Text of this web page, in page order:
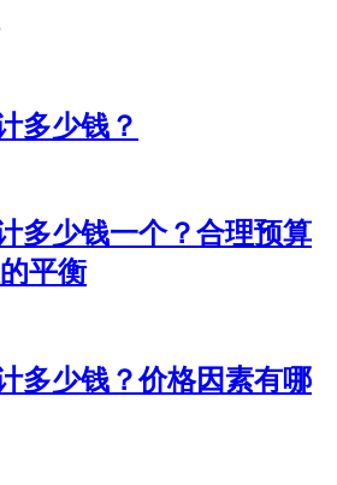
多少钱？
多少钱一个？合理预算
平衡
多少钱？价格因素有哪